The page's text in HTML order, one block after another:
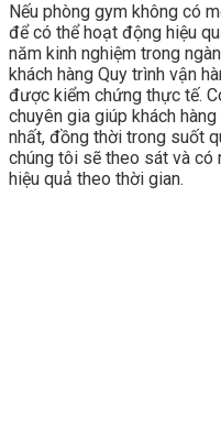
Nếu phòng gym không có
để có thể hoạt động hiệu
năm kinh nghiệm trong
khách hàng Quy trình vận
được kiểm chứng thực tế.
chuyên gia giúp khách
nhất, đồng thời trong suốt
chúng tôi sẽ theo sát và có
hiệu quả theo thời gian.